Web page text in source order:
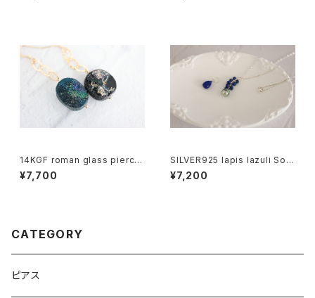
14KGF roman glass pierce
[kgf5559]
¥7,700
SILVER925 lapis lazuli Sout
h Sea Pearl necklace[kgf0
752]
¥7,200
CATEGORY
ピアス